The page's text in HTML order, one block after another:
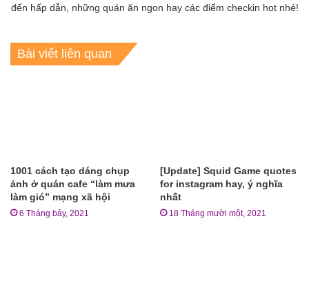
đến hấp dẫn, những quán ăn ngon hay các điểm checkin hot nhé!
Bài viết liên quan
1001 cách tạo dáng chụp
ảnh ở quán cafe “làm mưa
làm gió” mạng xã hội
6 Tháng bảy, 2021
[Update] Squid Game quotes
for instagram hay, ý nghĩa
nhất
18 Tháng mười một, 2021